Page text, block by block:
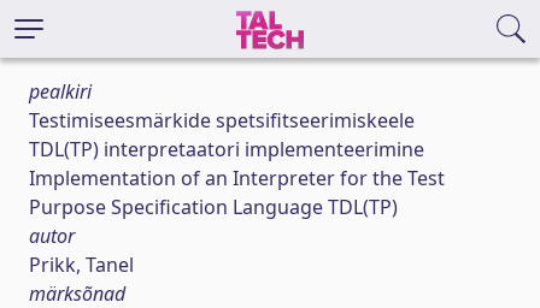
pealkiri
Testimiseesmärkide spetsifitseerimiskeele
TDL(TP) interpretaatori implementeerimine
Implementation of an Interpreter for the Test
Purpose Specification Language TDL(TP)
autor
Prikk, Tanel
märksõnad